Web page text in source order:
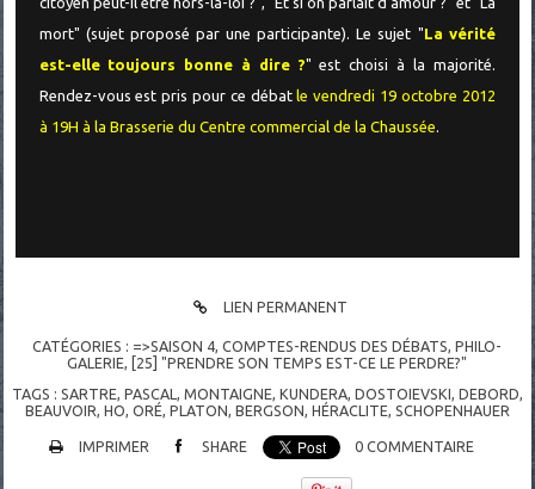
mort" (sujet proposé par une participante). Le sujet "La vérité
est-elle toujours bonne à dire ?" est choisi à la majorité.
Rendez-vous est pris pour ce débatle vendredi 19 octobre 2012
à 19H à la Brasserie du Centre commercial de la Chaussée
LIEN PERMANENT
CATÉGORIES : =>SAISON 4 ,COMPTES-RENDUS DES DÉBATS ,PHILO-
GALERIE
[25] "PRENDRE SON TEMPS EST-CE LE PERDRE?"
TAGS : SARTRE, PASCAL , MONTAIGNE, KUNDERA, DOSTOIEVSKI, DEBORD,
BEAUVOIR, HO, ORÉ, PLATON, BERGSON, HÉRACLITE, SCHOPENHAUER
IMPRIMER SHARE 0 COMMENTAIRE